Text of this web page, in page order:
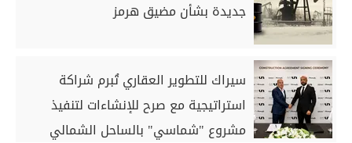
جديدة بشأن مضيق هرمز
سيراك للتطوير العقاري تُبرم شراكة
استراتيجية مع صرح للإنشاءات لتنفيذ
مشروع "شماسي" بالساحل الشمالي